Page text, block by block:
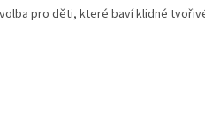
pro děti, které baví klidné